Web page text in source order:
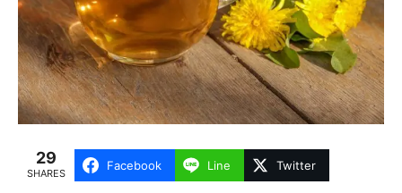
29
SHARES
Facebook Line Twitter